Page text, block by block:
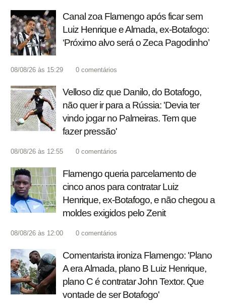
Canal zoa Flamengo após ficar sem
Luiz Henrique e Almada, ex-Botafogo:
‘Próximo alvo será o Zeca Pagodinho’
08/08/26 às 15:29 0 comentários
Velloso diz que Danilo, do Botafogo,
não quer ir para a Rússia: 'Devia ter
vindo jogar no Palmeiras. Tem que
fazer pressão'
08/08/26 às 12:55 0 comentários
Flamengo queria parcelamento de
cinco anos para contratar Luiz
Henrique, ex-Botafogo, e não chegou a
moldes exigidos pelo Zenit
08/08/26 às 12:00 0 comentários
Comentarista ironiza Flamengo: 'Plano
A era Almada, plano B Luiz Henrique,
plano C é contratar John Textor. Que
vontade de ser Botafogo'